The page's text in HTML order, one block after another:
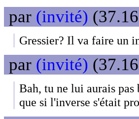
par (invité)
Gressier? Il va faire un
par (invité)
Bah, tu ne lui aurais
que si l'inverse s'était